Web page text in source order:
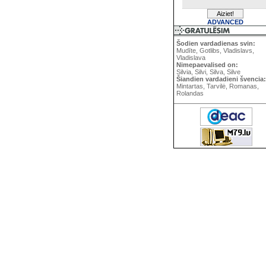
ADVANCED
Šodien vardadienas svin:
Mudīte, Gotlibs, Vladislavs,
Vladislava
Nimepaevalised on:
Silvia, Silvi, Silva, Silve
Šiandien vardadieni švencia:
Mintartas, Tarvilė, Romanas,
Rolandas